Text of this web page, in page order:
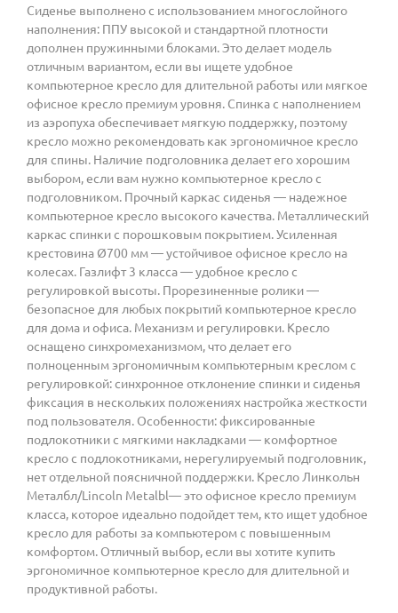
Сиденье выполнено с использованием многослойного
наполнения: ППУ высокой и стандартной плотности
дополнен пружинными блоками. Это делает модель
отличным вариантом, если вы ищете удобное
компьютерное кресло для длительной работы или мягкое
офисное кресло премиум уровня. Спинка с наполнением
из аэропуха обеспечивает мягкую поддержку, поэтому
кресло можно рекомендовать как эргономичное кресло
для спины. Наличие подголовника делает его хорошим
выбором, если вам нужно компьютерное кресло с
подголовником. Прочный каркас сиденья — надежное
компьютерное кресло высокого качества. Металлический
каркас спинки с порошковым покрытием. Усиленная
крестовина Ø700 мм — устойчивое офисное кресло на
колесах. Газлифт 3 класса — удобное кресло с
регулировкой высоты. Прорезиненные ролики —
безопасное для любых покрытий компьютерное кресло
для дома и офиса. Механизм и регулировки. Кресло
оснащено синхромеханизмом, что делает его
полноценным эргономичным компьютерным креслом с
регулировкой: синхронное отклонение спинки и сиденья
фиксация в нескольких положениях настройка жесткости
под пользователя. Особенности: фиксированные
подлокотники с мягкими накладками — комфортное
кресло с подлокотниками, нерегулируемый подголовник,
нет отдельной поясничной поддержки. Кресло Линкольн
Металбл/Lincoln Metalbl— это офисное кресло премиум
класса, которое идеально подойдет тем, кто ищет удобное
кресло для работы за компьютером с повышенным
комфортом. Отличный выбор, если вы хотите купить
эргономичное компьютерное кресло для длительной и
продуктивной работы.